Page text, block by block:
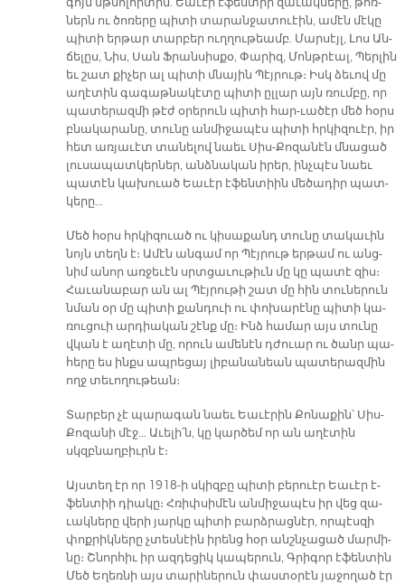
գոյն մթնո­լոր­տին. Եա­ւէր է­ֆեն­տիի զա­ւակ­նե­րը, թոռ­
ներն ու ծոռե­րը պի­տի տա­րան­ջա­տուէին, ա­մէն մէ­կը
պի­տի եր­թար տար­բեր ուղ­ղու­թեամբ. Մար­սէյլ, Լոս Ան­
ճե­լըս, Նիս, Սան Ֆրան­սիս­քօ, Փա­րիզ, Մոնթ­րէալ, Պեր­լին
եւ շատ քի­չեր ալ պի­տի մնա­յին Պէյ­րութ։ Իսկ ձե­ւով մը
ա­ղէտին գա­գաթ­նա­կէ­տը պի­տի ըլ­լար այն ռում­բը, որ
պա­տե­րազ­մի թէժ օ­րե­րուն պի­տի հա­ր-ւա­ծէր մեծ հօրս
բնա­կա­րա­նը, տու­նը ան­մի­ջա­պէս պի­տի հրկի­զուէր, իր
հետ առ­յա­ւէտ տա­նե­լով նաեւ Սիս-Քո­զա­նէն մնա­ցած
լու­սա­պատ­կեր­ներ, անձ­նա­կան ի­րեր, ինչ­պէս նաեւ
պա­տէն կա­խուած Եա­ւէր է­ֆեն­տիին մե­ծա­դիր պատ­
կե­րը…
Մեծ հօրս հրկի­զուած ու կի­սա­քանդ տու­նը տա­կա­ւին
նոյն տեղն է։ Ա­մէն ան­գամ որ Պէյ­րութ եր­թամ ու անց­
նիմ ա­նոր առ­ջե­ւէն սրտցա­ւու­թիւն մը կը պա­տէ զիս։
Հա­ւա­նա­բար ան ալ Պէյ­րու­թի շատ մը հին տու­նե­րուն
նման օր մը պի­տի քան­դուի ու փո­խա­րէ­նը պի­տի կա­
ռու­ցուի ար­դիա­կան շէնք մը։ Ինձ հա­մար այս տու­նը
վկան է ա­ղէ­տի մը, ո­րուն ա­մենէն դժուար ու ծանր պա­
հե­րը ես ինքս ապ­րե­ցայ լի­բա­նա­նեան պա­տե­րազ­մին
ողջ տե­ւո­ղու­թեան։
Տար­բեր չէ պա­րա­գան նաեւ Եա­ւէ­րին Քո­նա­քին՝ Սիս-
Քո­զա­նի մէջ… Ա­ւե­լի՛ն, կը կար­ծեմ որ ան ա­ղէտին
սկզբնաղ­բիւրն է։
Այս­տեղ էր որ 1918-ի սկիզ­բը պի­տի բերուէր Եա­ւէր է­
ֆեն­տիի դիա­կը։ Հռիփ­սի­մէն ան­մի­ջա­պէս իր վեց զա­
ւակ­նե­րը վե­րի յար­կը պի­տի բարձ­րաց­նէր, որ­պէս­զի
փոք­րիկ­նե­րը չտես­նէին ի­րենց հօր անշն­չա­ցած մար­մի­
նը։ Շնոր­հիւ իր ազ­դե­ցիկ կա­պե­րուն, Գրի­գոր է­ֆեն­տին
Մեծ Ե­ղեռ­նի այս տա­րի­նե­րուն փաս­տօ­րէն յա­ջո­ղած էր